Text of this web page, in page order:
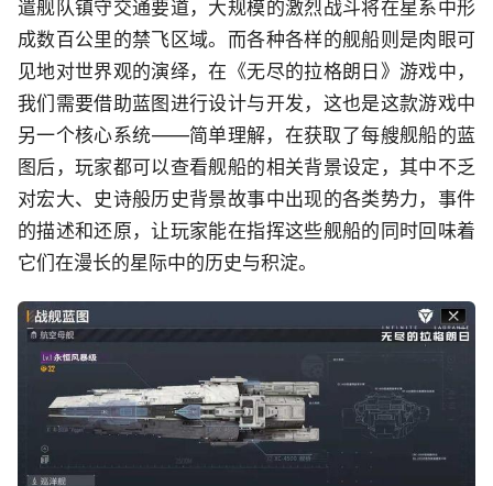
遣舰队镇守交通要道，大规模的激烈战斗将在星系中形
成数百公里的禁飞区域。而各种各样的舰船则是肉眼可
见地对世界观的演绎，在《无尽的拉格朗日》游戏中，
我们需要借助蓝图进行设计与开发，这也是这款游戏中
另一个核心系统——简单理解，在获取了每艘舰船的蓝
图后，玩家都可以查看舰船的相关背景设定，其中不乏
对宏大、史诗般历史背景故事中出现的各类势力，事件
的描述和还原，让玩家能在指挥这些舰船的同时回味着
它们在漫长的星际中的历史与积淀。